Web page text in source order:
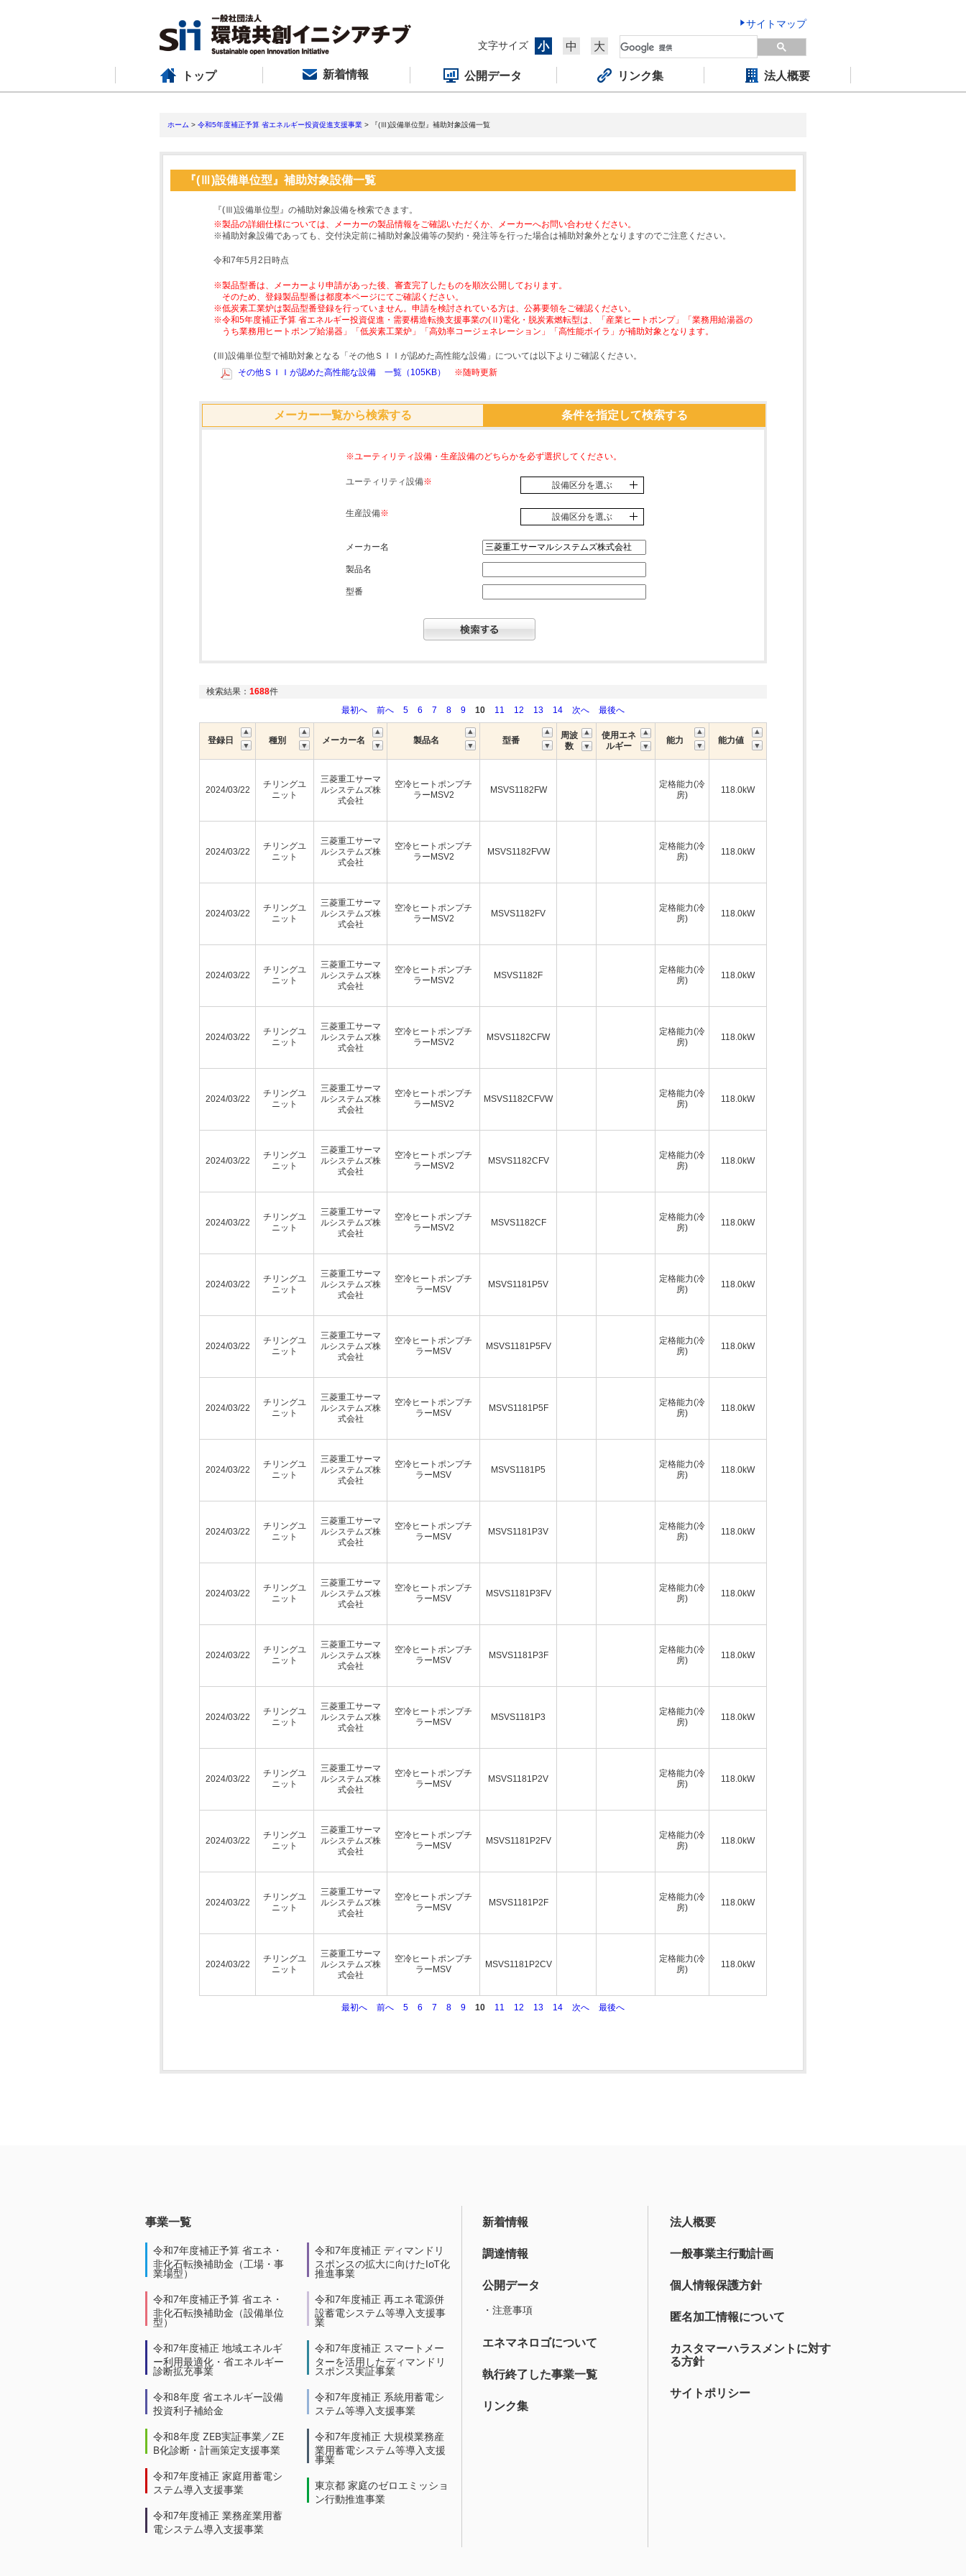
サイトマップ
文字サイズ
小 中 大
トップ 新着情報 公開データ リンク集 法人概要
ホーム > 令和5年度補正予算 省エネルギー投資促進支援事業 > 『(Ⅲ)設備単位型』補助対象設備一覧
『(Ⅲ)設備単位型』補助対象設備一覧
『(Ⅲ)設備単位型』の補助対象設備を検索できます。
※製品の詳細仕様については、メーカーの製品情報をご確認いただくか、メーカーへお問い合わせください。
※補助対象設備であっても、交付決定前に補助対象設備等の契約・発注等を行った場合は補助対象外となりますのでご注意ください。
令和7年5月2日時点
※製品型番は、メーカーより申請があった後、審査完了したものを順次公開しております。
そのため、登録製品型番は都度本ページにてご確認ください。
※低炭素工業炉は製品型番登録を行っていません。申請を検討されている方は、公募要領をご確認ください。
※令和5年度補正予算 省エネルギー投資促進・需要構造転換支援事業の(Ⅱ)電化・脱炭素燃転型は、「産業ヒートポンプ」「業務用給湯器の
うち業務用ヒートポンプ給湯器」「低炭素工業炉」「高効率コージェネレーション」「高性能ボイラ」が補助対象となります。
(Ⅲ)設備単位型で補助対象となる「その他ＳＩＩが認めた高性能な設備」については以下よりご確認ください。
その他ＳＩＩが認めた高性能な設備 一覧（105KB）
※随時更新
メーカー一覧から検索する 条件を指定して検索する
※ユーティリティ設備・生産設備のどちらかを必ず選択してください。
ユーティリティ設備※ 設備区分を選ぶ
生産設備※ 設備区分を選ぶ
メーカー名
製品名
型番
検索結果： 1688件
最初へ
前へ 5 6 7 8 9 10 11 12 13 14 次へ 最後へ
登録日 種別 メーカー名 製品名 型番
周波
数
使用エネ
ルギー
能力 能力値
2024/03/22
チリングユ
ニット
三菱重工サーマ
ルシステムズ株
式会社
空冷ヒートポンプチ
ラーMSV2
MSVS1182FW
定格能力(冷
房)
118.0kW
2024/03/22
チリングユ
ニット
三菱重工サーマ
ルシステムズ株
式会社
空冷ヒートポンプチ
ラーMSV2
MSVS1182FVW
定格能力(冷
房)
118.0kW
2024/03/22
チリングユ
ニット
三菱重工サーマ
ルシステムズ株
式会社
空冷ヒートポンプチ
ラーMSV2
MSVS1182FV
定格能力(冷
房)
118.0kW
2024/03/22
チリングユ
ニット
三菱重工サーマ
ルシステムズ株
式会社
空冷ヒートポンプチ
ラーMSV2
MSVS1182F
定格能力(冷
房)
118.0kW
2024/03/22
チリングユ
ニット
三菱重工サーマ
ルシステムズ株
式会社
空冷ヒートポンプチ
ラーMSV2
MSVS1182CFW
定格能力(冷
房)
118.0kW
2024/03/22
チリングユ
ニット
三菱重工サーマ
ルシステムズ株
式会社
空冷ヒートポンプチ
ラーMSV2
MSVS1182CFVW
定格能力(冷
房)
118.0kW
2024/03/22
チリングユ
ニット
三菱重工サーマ
ルシステムズ株
式会社
空冷ヒートポンプチ
ラーMSV2
MSVS1182CFV
定格能力(冷
房)
118.0kW
2024/03/22
チリングユ
ニット
三菱重工サーマ
ルシステムズ株
式会社
空冷ヒートポンプチ
ラーMSV2
MSVS1182CF
定格能力(冷
房)
118.0kW
2024/03/22
チリングユ
ニット
三菱重工サーマ
ルシステムズ株
式会社
空冷ヒートポンプチ
ラーMSV
MSVS1181P5V
定格能力(冷
房)
118.0kW
2024/03/22
チリングユ
ニット
三菱重工サーマ
ルシステムズ株
式会社
空冷ヒートポンプチ
ラーMSV
MSVS1181P5FV
定格能力(冷
房)
118.0kW
2024/03/22
チリングユ
ニット
三菱重工サーマ
ルシステムズ株
式会社
空冷ヒートポンプチ
ラーMSV
MSVS1181P5F
定格能力(冷
房)
118.0kW
2024/03/22
チリングユ
ニット
三菱重工サーマ
ルシステムズ株
式会社
空冷ヒートポンプチ
ラーMSV
MSVS1181P5
定格能力(冷
房)
118.0kW
2024/03/22
チリングユ
ニット
三菱重工サーマ
ルシステムズ株
式会社
空冷ヒートポンプチ
ラーMSV
MSVS1181P3V
定格能力(冷
房)
118.0kW
2024/03/22
チリングユ
ニット
三菱重工サーマ
ルシステムズ株
式会社
空冷ヒートポンプチ
ラーMSV
MSVS1181P3FV
定格能力(冷
房)
118.0kW
2024/03/22
チリングユ
ニット
三菱重工サーマ
ルシステムズ株
式会社
空冷ヒートポンプチ
ラーMSV
MSVS1181P3F
定格能力(冷
房)
118.0kW
2024/03/22
チリングユ
ニット
三菱重工サーマ
ルシステムズ株
式会社
空冷ヒートポンプチ
ラーMSV
MSVS1181P3
定格能力(冷
房)
118.0kW
2024/03/22
チリングユ
ニット
三菱重工サーマ
ルシステムズ株
式会社
空冷ヒートポンプチ
ラーMSV
MSVS1181P2V
定格能力(冷
房)
118.0kW
2024/03/22
チリングユ
ニット
三菱重工サーマ
ルシステムズ株
式会社
空冷ヒートポンプチ
ラーMSV
MSVS1181P2FV
定格能力(冷
房)
118.0kW
2024/03/22
チリングユ
ニット
三菱重工サーマ
ルシステムズ株
式会社
空冷ヒートポンプチ
ラーMSV
MSVS1181P2F
定格能力(冷
房)
118.0kW
2024/03/22
チリングユ
ニット
三菱重工サーマ
ルシステムズ株
式会社
空冷ヒートポンプチ
ラーMSV
MSVS1181P2CV
定格能力(冷
房)
118.0kW
最初へ 前へ 5 6 7 8 9 10 11 12 13 14 次へ 最後へ
事業一覧
令和7年度補正予算 省エネ・
非化石転換補助金（工場・事
業場型）
令和7年度補正予算 省エネ・
非化石転換補助金（設備単位
型）
令和7年度補正 地域エネルギ
ー利用最適化・省エネルギー
診断拡充事業
令和8年度 省エネルギー設備
投資利子補給金
令和8年度 ZEB実証事業／ZE
B化診断・計画策定支援事業
令和7年度補正 家庭用蓄電シ
ステム導入支援事業
令和7年度補正 業務産業用蓄
電システム導入支援事業
令和7年度補正 ディマンドリ
スポンスの拡大に向けたIoT化
推進事業
令和7年度補正 再エネ電源併
設蓄電システム等導入支援事
業
令和7年度補正 スマートメー
ターを活用したディマンドリ
スポンス実証事業
令和7年度補正 系統用蓄電シ
ステム等導入支援事業
令和7年度補正 大規模業務産
業用蓄電システム等導入支援
事業
東京都 家庭のゼロエミッショ
ン行動推進事業
新着情報
調達情報
公開データ
・注意事項
エネマネロゴについて
執行終了した事業一覧
リンク集
法人概要
一般事業主行動計画
個人情報保護方針
匿名加工情報について
カスタマーハラスメントに対す
る方針
サイトポリシー